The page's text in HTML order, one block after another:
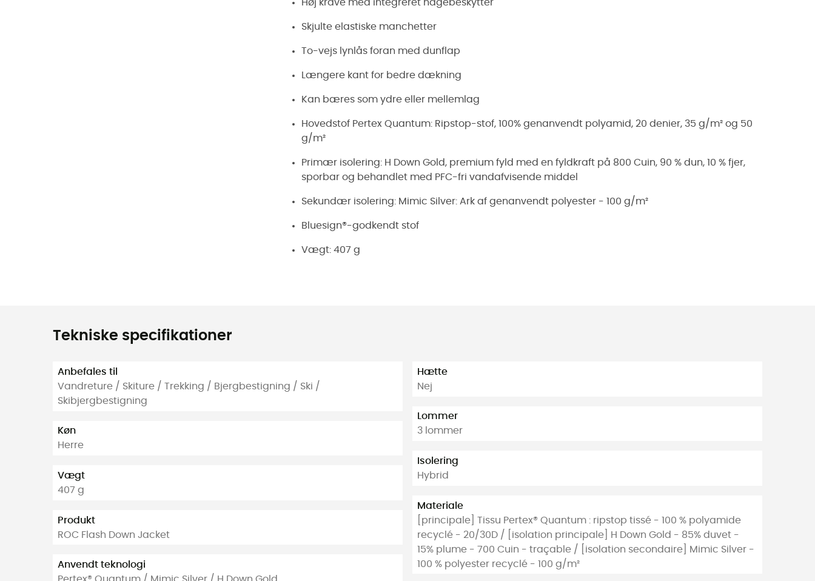
Høj krave med integreret hagebeskytter
Skjulte elastiske manchetter
To-vejs lynlås foran med dunflap
Længere kant for bedre dækning
Kan bæres som ydre eller mellemlag
Hovedstof Pertex Quantum: Ripstop-stof, 100% genanvendt polyamid, 20 denier, 35 g/m² og 50
g/m²
Primær isolering: H Down Gold, premium fyld med en fyldkraft på 800 Cuin, 90 % dun, 10 % fjer,
sporbar og behandlet med PFC-fri vandafvisende middel
Sekundær isolering: Mimic Silver: Ark af genanvendt polyester - 100 g/m²
Bluesign®-godkendt stof
Vægt: 407 g
Tekniske specifikationer
Anbefales til
Vandreture / Skiture / Trekking / Bjergbestigning / Ski /
Skibjergbestigning
Køn
Herre
Vægt
407 g
Produkt
ROC Flash Down Jacket
Anvendt teknologi
Hætte
Nej
Lommer
3 lommer
Isolering
Hybrid
Materiale
[principale] Tissu Pertex® Quantum : ripstop tissé - 100 % polyamide
recyclé - 20/30D / [isolation principale] H Down Gold - 85% duvet -
15% plume - 700 Cuin - traçable / [isolation secondaire] Mimic Silver -
100 % polyester recyclé - 100 g/m²